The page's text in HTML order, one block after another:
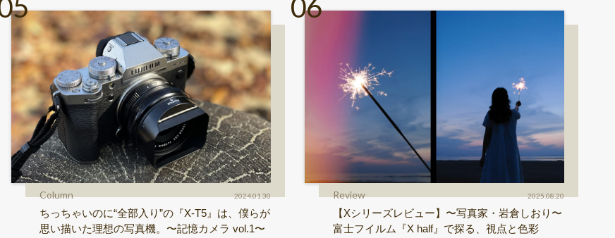
Column 2024.01.30
ちっちゃいのに“全部入り”の『X-T5』は、僕らが
思い描いた理想の写真機。〜記憶カメラ vol.1〜
Review 2025.08.20
【Xシリーズレビュー】〜写真家・岩倉しおり〜
富士フイルム『X half』で探る、視点と色彩